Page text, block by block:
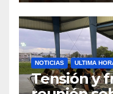
NOTICIAS ULTIMA
Tensión y